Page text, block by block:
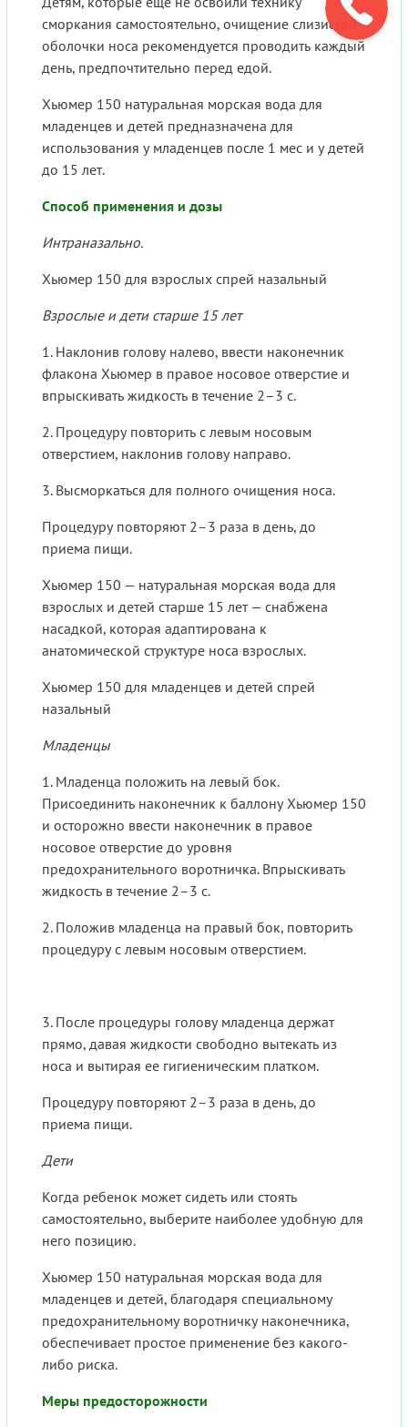
сморкания самостоятельно, очищение слизистой
оболочки носа рекомендуется проводить каждый
день, предпочтительно перед едой.
Хьюмер 150 натуральная морская вода для
младенцев и детей предназначена для
использования у младенцев после 1 мес и у детей
до 15 лет.
Способ применения и дозы
Интраназально.
Хьюмер 150 для взрослых спрей назальный
Взрослые и дети старше 15 лет
1. Наклонив голову налево, ввести наконечник
флакона Хьюмер в правое носовое отверстие и
впрыскивать жидкость в течение 2–3 с.
2. Процедуру повторить с левым носовым
отверстием, наклонив голову направо.
3. Высморкаться для полного очищения носа.
Процедуру повторяют 2–3 раза в день, до
приема пищи.
Хьюмер 150 — натуральная морская вода для
взрослых и детей старше 15 лет — снабжена
насадкой, которая адаптирована к
анатомической структуре носа взрослых.
Хьюмер 150 для младенцев и детей спрей
назальный
Младенцы
1. Младенца положить на левый бок.
Присоединить наконечник к баллону Хьюмер 150
и осторожно ввести наконечник в правое
носовое отверстие до уровня
предохранительного воротничка. Впрыскивать
жидкость в течение 2–3 с.
2. Положив младенца на правый бок, повторить
процедуру с левым носовым отверстием.
3. После процедуры голову младенца держат
прямо, давая жидкости свободно вытекать из
носа и вытирая ее гигиеническим платком.
Процедуру повторяют 2–3 раза в день, до
приема пищи.
Дети
Когда ребенок может сидеть или стоять
самостоятельно, выберите наиболее удобную для
него позицию.
Хьюмер 150 натуральная морская вода для
младенцев и детей, благодаря специальному
предохранительному воротничку наконечника,
обеспечивает простое применение без какого-
либо риска.
Меры предосторожности